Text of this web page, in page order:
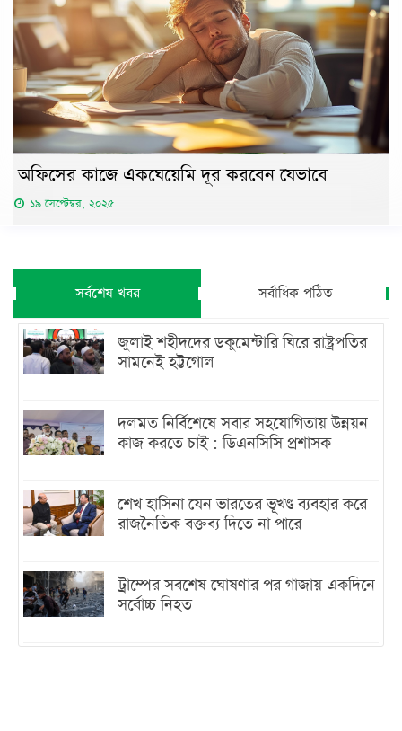
অফিসের কাজে একঘেয়েমি দূর করবেন যেভাবে
১৯ সেপ্টেম্বর, ২০২৫
সর্বশেষ খবর সর্বাধিক পঠিত
জুলাই শহীদদের ডকুমেন্টারি ঘিরে রাষ্ট্রপতির
সামনেই হট্টগোল
দলমত নির্বিশেষে সবার সহযোগিতায় উন্নয়ন
কাজ করতে চাই : ডিএনসিসি প্রশাসক
শেখ হাসিনা যেন ভারতের ভূখণ্ড ব্যবহার করে
রাজনৈতিক বক্তব্য দিতে না পারে
ট্রাম্পের সবশেষ ঘোষণার পর গাজায় একদিনে
সর্বোচ্চ নিহত